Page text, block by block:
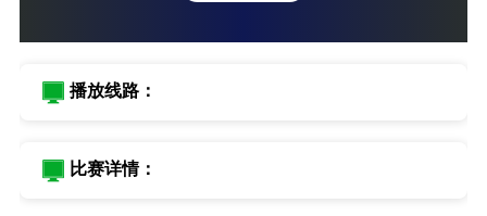
播放线路：
比赛详情：